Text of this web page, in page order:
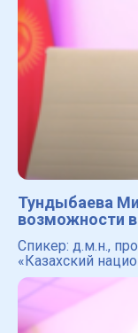
Тундыбаева
возможности
Спикер: д.м.н.,
«Казахский
им.
«Общества